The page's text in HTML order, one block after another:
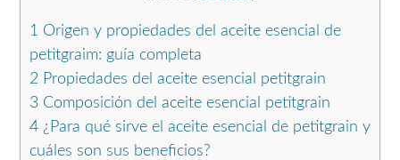
1 Origen y propiedades del aceite esencial de
petitgraim: guía completa
2 Propiedades del aceite esencial petitgrain
3 Composición del aceite esencial petitgrain
4 ¿Para qué sirve el aceite esencial de petitgrain y
cuáles son sus beneficios?